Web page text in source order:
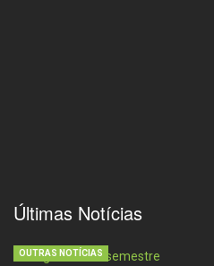
Últimas Notícias
OUTRAS NOTÍCIAS